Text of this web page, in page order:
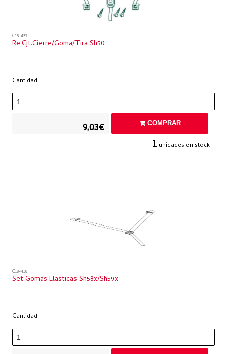
C18-437
Re.cjt.cierre/goma/tira Sh50
Cantidad
9,03€ COMPRAR
1 unidades en stock
C18-438
Set Gomas Elasticas Sh58x/sh59x
Cantidad